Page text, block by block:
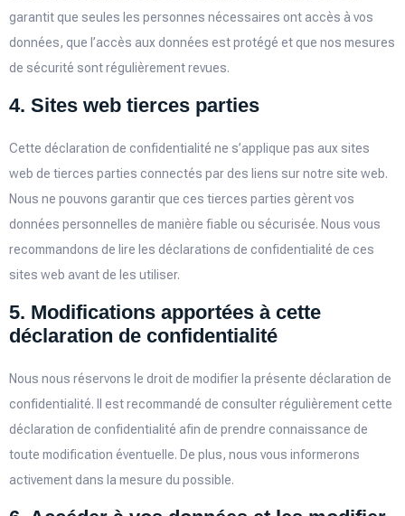
garantit que seules les personnes nécessaires ont accès à vos
données, que l’accès aux données est protégé et que nos mesures
de sécurité sont régulièrement revues.
4. Sites web tierces parties
Cette déclaration de confidentialité ne s’applique pas aux sites
web de tierces parties connectés par des liens sur notre site web.
Nous ne pouvons garantir que ces tierces parties gèrent vos
données personnelles de manière fiable ou sécurisée. Nous vous
recommandons de lire les déclarations de confidentialité de ces
sites web avant de les utiliser.
5. Modifications apportées à cette
déclaration de confidentialité
Nous nous réservons le droit de modifier la présente déclaration de
confidentialité. Il est recommandé de consulter régulièrement cette
déclaration de confidentialité afin de prendre connaissance de
toute modification éventuelle. De plus, nous vous informerons
activement dans la mesure du possible.